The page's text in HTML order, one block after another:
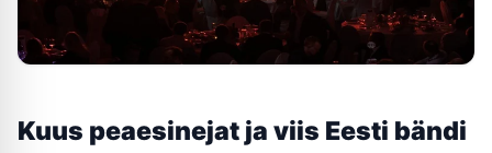
Kuus peaesinejat ja viis Eesti bändi